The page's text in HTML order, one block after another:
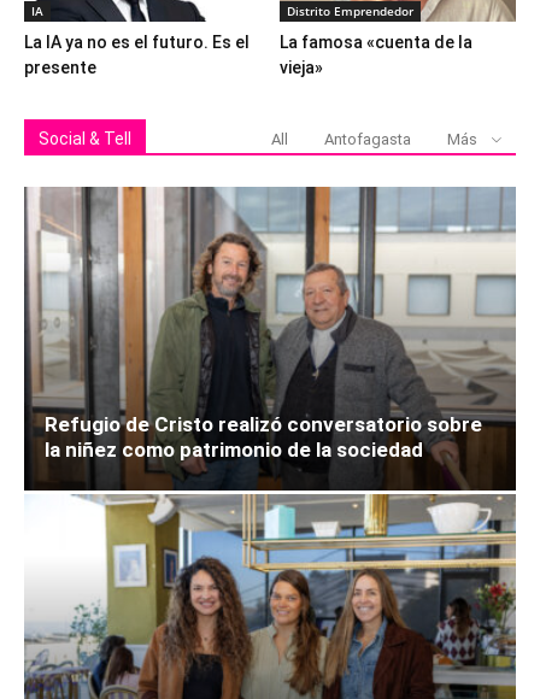
IA
La IA ya no es el futuro. Es el
presente
Distrito Emprendedor
La famosa «cuenta de la
vieja»
Social & Tell All Antofagasta Más
Refugio de Cristo realizó conversatorio sobre
la niñez como patrimonio de la sociedad